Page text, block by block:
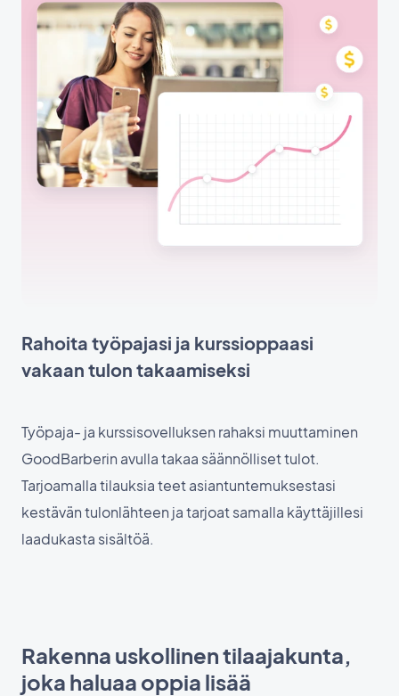
Rahoita työpajasi ja kurssioppaasi
vakaan tulon takaamiseksi
Työpaja- ja kurssisovelluksen rahaksi muuttaminen
GoodBarberin avulla takaa säännölliset tulot.
Tarjoamalla tilauksia teet asiantuntemuksestasi
kestävän tulonlähteen ja tarjoat samalla käyttäjillesi
laadukasta sisältöä.
Rakenna uskollinen tilaajakunta,
joka haluaa oppia lisää